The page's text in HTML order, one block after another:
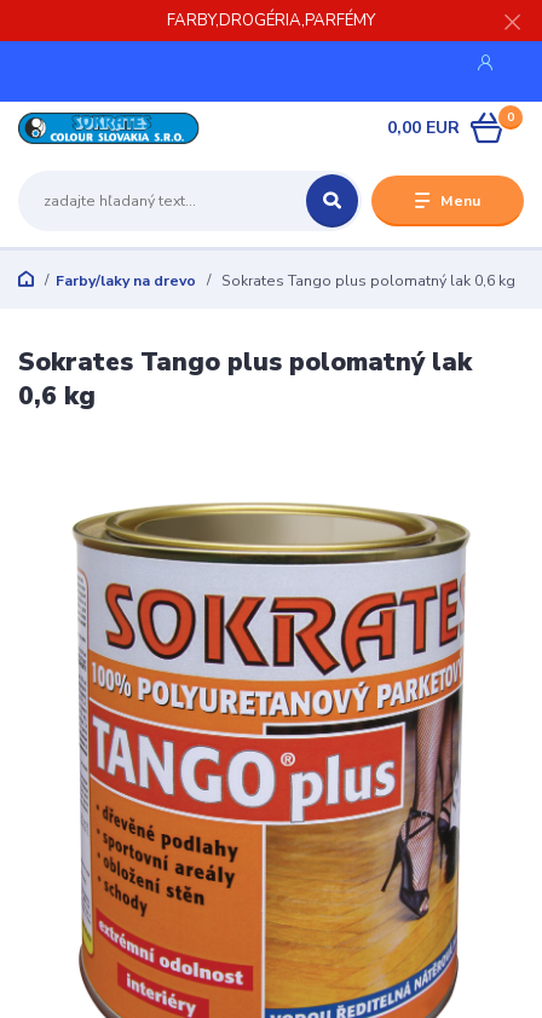
FARBY,DROGÉRIA,PARFÉMY
Menu
0
0,00 EUR
Farby/laky na drevo Sokrates Tango plus polomatný lak 0,6 kg
Sokrates Tango plus polomatný lak
0,6 kg